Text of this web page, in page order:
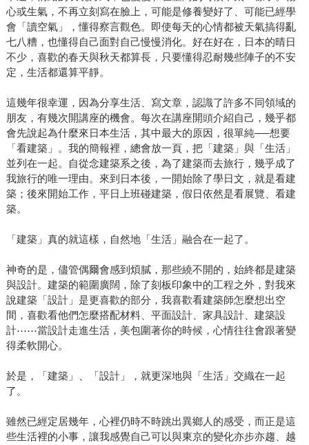
心或生氣，不再立刻寫在臉上，可能是修養變好了、可能已經學
會「讀空氣」，懂得察言觀色。即使每天的心情都被天氣搞得亂
七八糟，也懂得自己面對自己慢慢消化。好在好在，日本的晴日
不少，喜歡的春天與秋天都算長，只要懂得忍耐幾些陣子的不安
定，生活都還算平靜。
這幾年很幸運，因為分享生活、寫文章，認識了許多不同領域的
朋友，有幾次開講座的機會。每次在講座開頭介紹自己，幾乎都
會先說起為什麼來日本生活，其中最大的原因，很單純──想要
「看建築」。我的簡報裡，總會放一頁，把「建築」與「生活」
並列在一起。自從念建築系之後，為了建築而去旅行，幾乎成了
我旅行的唯一理由。來到日本後，一開始除了學日文，就是看建
築；後來開始工作，平日上班碰建築，假日依然是看展覽、看建
築。
「建築」真的就這樣，自然地「生活」融合在一起了。
神奇的是，儘管偶爾會感到煩膩，那些繞不開的，始終都是建築
與設計。建築的範圍廣闊，除了刻板印象中的工程之外，對我來
說建築「設計」是更喜歡的部分，我喜歡看建築師怎麼想出空
間，喜歡看他們怎麼搭配材料、平面設計、家具設計、建築設
計⋯⋯當設計走進生活，美包圍著你的時候，心情往往會跟著變
得柔軟開心。
於是，「建築」、「設計」，就更深地與「生活」交織在一起
了。
雖然已經定居幾年，心裡仍時不時跳出異鄉人的感受，而正是這
些生活裡的小事，讓我感覺自己可以與東京的變化亦步亦趨、越